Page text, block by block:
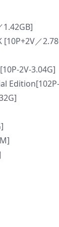
1.42GB]
／
2V-3.04G]